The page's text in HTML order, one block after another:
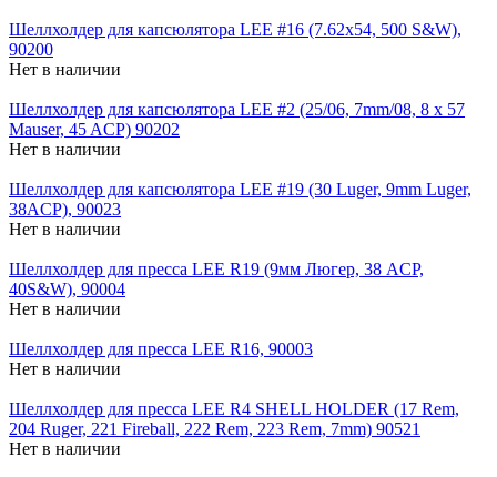
Шеллхолдер для капсюлятора LEE #16 (7.62x54, 500 S&W),
90200
Нет в наличии
Шеллхолдер для капсюлятора LEE #2 (25/06, 7mm/08, 8 x 57
Mauser, 45 ACP) 90202
Нет в наличии
Шеллхолдер для капсюлятора LEE #19 (30 Luger, 9mm Luger,
38ACP), 90023
Нет в наличии
Шеллхолдер для пресса LEE R19 (9мм Люгер, 38 ACP,
40S&W), 90004
Нет в наличии
Шеллхолдер для пресса LEE R16, 90003
Нет в наличии
Шеллхолдер для пресса LEE R4 SHELL HOLDER (17 Rem,
204 Ruger, 221 Fireball, 222 Rem, 223 Rem, 7mm) 90521
Нет в наличии